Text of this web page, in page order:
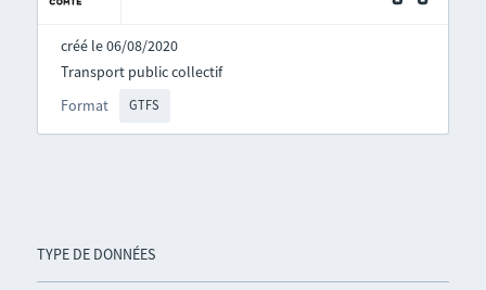
TYPE DE DONNÉES
créé le 06/08/2020
Format GTFS
Transport public collectif